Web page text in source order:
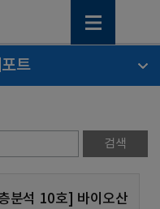
트
분석 10호] 바이오산